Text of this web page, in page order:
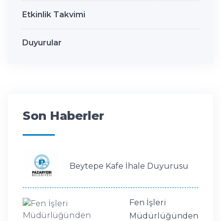
Etkinlik Takvimi
Duyurular
Son Haberler
Beytepe Kafe İhale Duyurusu
Fen İşleri
Müdürlüğünden